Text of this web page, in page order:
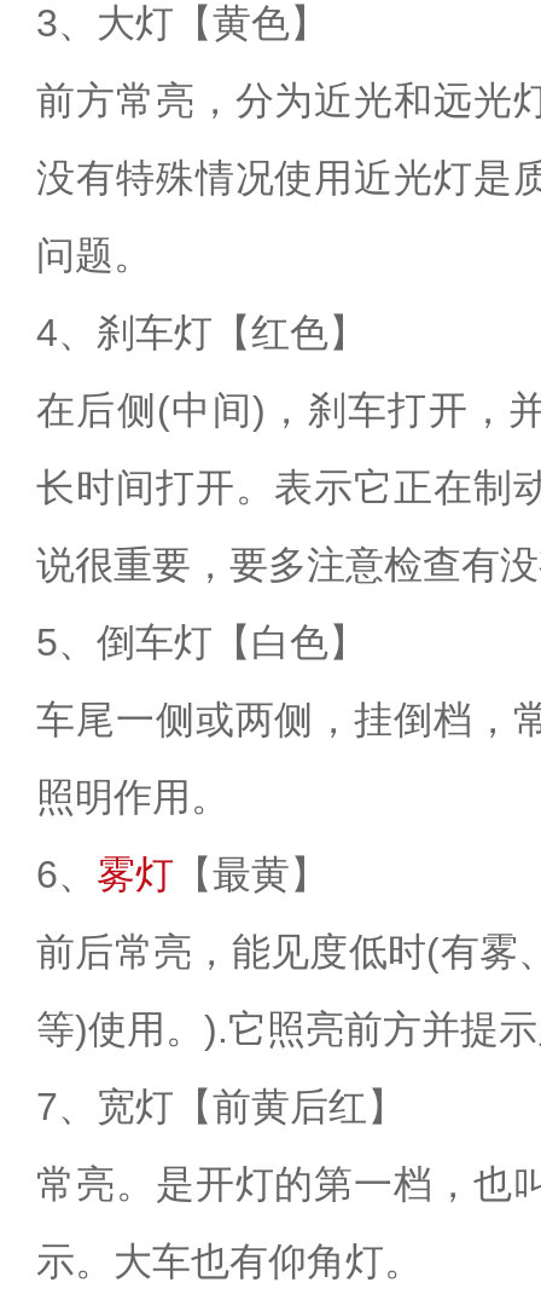
3、大灯【黄色】
前方常亮，分为近光和远光
没有特殊情况使用近光灯是
问题。
4、刹车灯【红色】
在后侧(中间)，刹车打开，
长时间打开。表示它正在制
说很重要，要多注意检查有
5、倒车灯【白色】
车尾一侧或两侧，挂倒档，
照明作用。
6、 雾灯 【最黄】
前后常亮，能见度低时(有雾
等)使用。).它照亮前方并提
7、宽灯【前黄后红】
常亮。是开灯的第一档，也
示。大车也有仰角灯。